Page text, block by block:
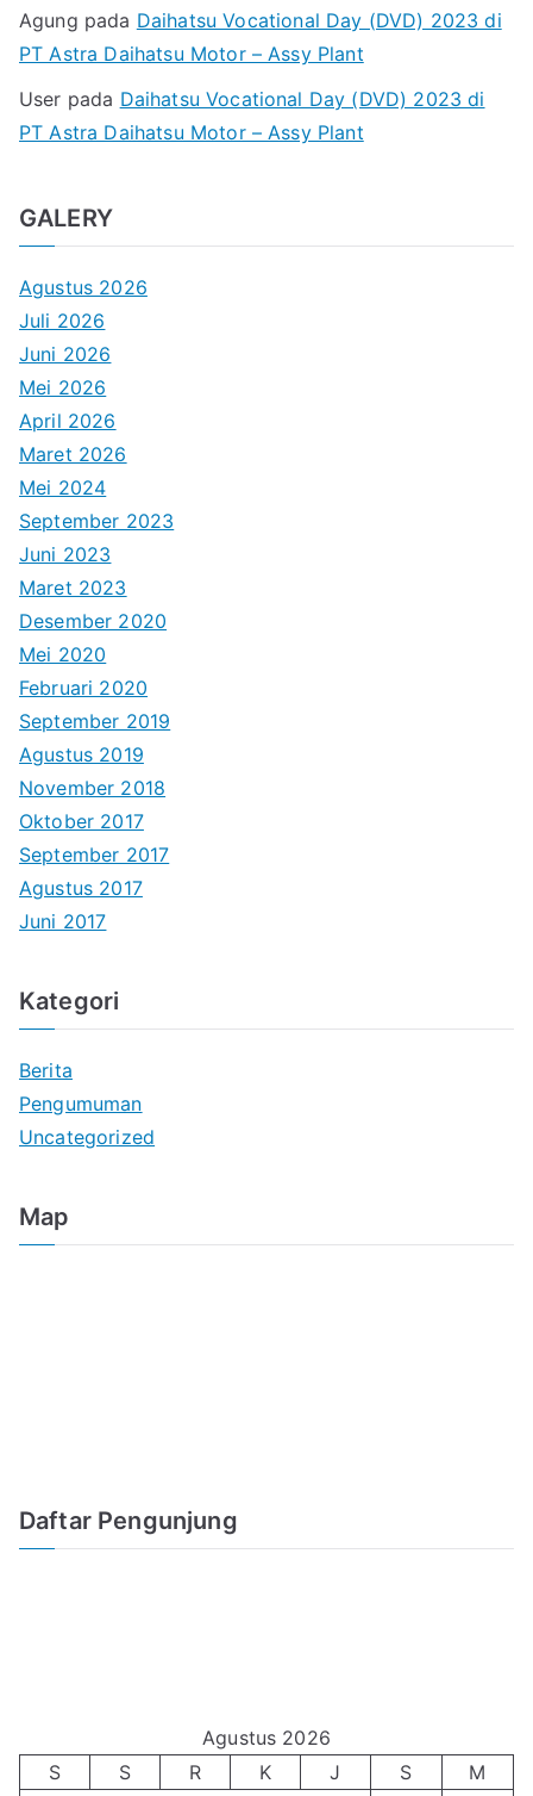
Agung pada Daihatsu Vocational Day (DVD) 2023 di
PT Astra Daihatsu Motor – Assy Plant
User pada Daihatsu Vocational Day (DVD) 2023 di
PT Astra Daihatsu Motor – Assy Plant
GALERY
Agustus 2026
Juli 2026
Juni 2026
Mei 2026
April 2026
Maret 2026
Mei 2024
September 2023
Juni 2023
Maret 2023
Desember 2020
Mei 2020
Februari 2020
September 2019
Agustus 2019
November 2018
Oktober 2017
September 2017
Agustus 2017
Juni 2017
Kategori
Berita
Pengumuman
Uncategorized
Map
Daftar Pengunjung
Agustus 2026
S
S R K J S
M